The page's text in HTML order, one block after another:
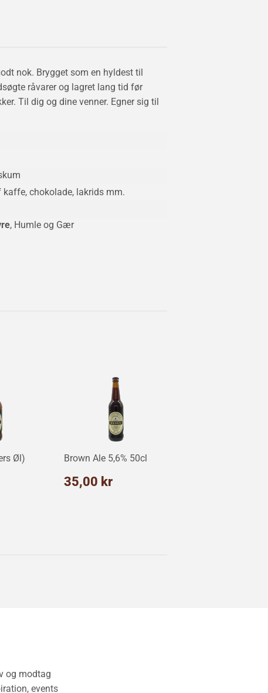
nok. Brygget som en hyldest til
råvarer og lagret lang tid før
Til dig og dine venner. Egner sig til
chokolade, lakrids mm.
, Humle og Gær
Øl)
Brown Ale 5,6% 50cl
Normalpris
35,00 kr
og modtag
events